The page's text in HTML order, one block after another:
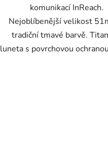
komunikací InReach.
Nejoblíbenější velikost
tradiční tmavé barvě.
luneta s povrchovou